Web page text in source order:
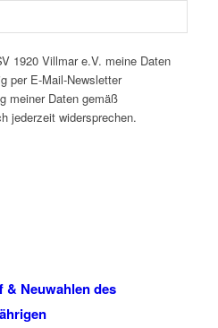
1920 Villmar e.V. meine Daten
per E-Mail-Newsletter
meiner Daten gemäß
jederzeit widersprechen.
& Neuwahlen des